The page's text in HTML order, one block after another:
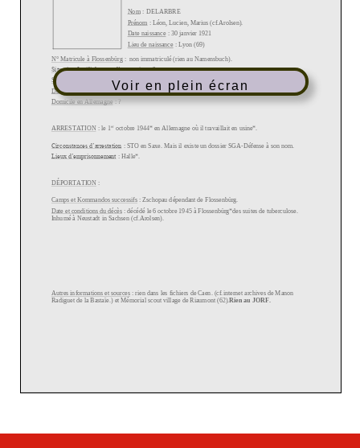
Voir en plein écran